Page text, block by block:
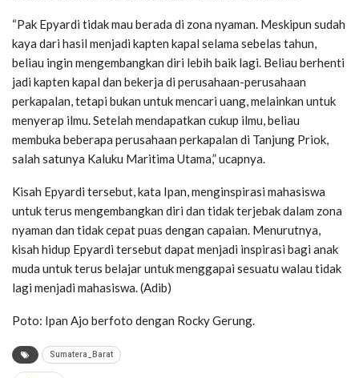
“Pak Epyardi tidak mau berada di zona nyaman. Meskipun sudah
kaya dari hasil menjadi kapten kapal selama sebelas tahun,
beliau ingin mengembangkan diri lebih baik lagi. Beliau berhenti
jadi kapten kapal dan bekerja di perusahaan-perusahaan
perkapalan, tetapi bukan untuk mencari uang, melainkan untuk
menyerap ilmu. Setelah mendapatkan cukup ilmu, beliau
membuka beberapa perusahaan perkapalan di Tanjung Priok,
salah satunya Kaluku Maritima Utama,” ucapnya.
Kisah Epyardi tersebut, kata Ipan, menginspirasi mahasiswa
untuk terus mengembangkan diri dan tidak terjebak dalam zona
nyaman dan tidak cepat puas dengan capaian. Menurutnya,
kisah hidup Epyardi tersebut dapat menjadi inspirasi bagi anak
muda untuk terus belajar untuk menggapai sesuatu walau tidak
lagi menjadi mahasiswa. (Adib)
Poto: Ipan Ajo berfoto dengan Rocky Gerung.
Sumatera_Barat